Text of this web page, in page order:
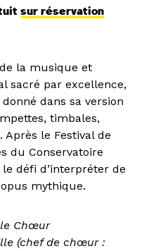
sur réservation
la musique et
sacré par excellence,
dans sa version
timbales,
le Festival de
du Conservatoire
défi d’interpréter de
mythique.
le Chœur
(chef de chœur :